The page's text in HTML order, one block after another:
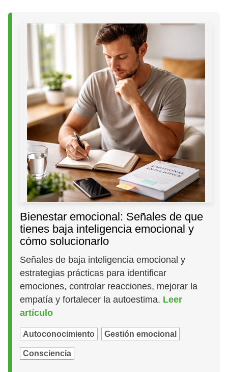
Bienestar emocional: Señales de que
tienes baja inteligencia emocional y
cómo solucionarlo
Señales de baja inteligencia emocional y
estrategias prácticas para identificar
emociones, controlar reacciones, mejorar la
empatía y fortalecer la autoestima. Leer
artículo
Autoconocimiento Gestión emocional
Consciencia